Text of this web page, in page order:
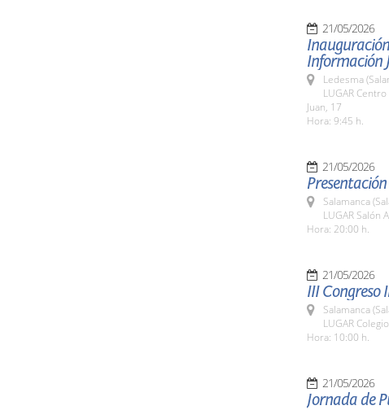
21/05/2026
Información
Ledesma
LUGAR
Juan, 17
Hora: 9:45 h.
21/05/2026
Salamanca
LUGAR Salón
Hora: 20:00 h.
21/05/2026
III Congreso
Salamanca
LUGAR
Hora: 10:00 h.
21/05/2026
Jornada de